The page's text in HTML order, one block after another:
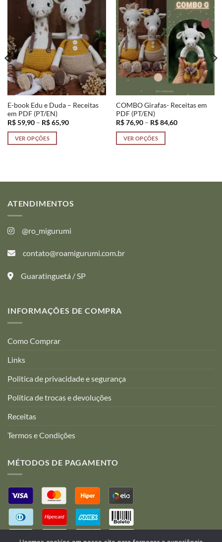
E-book Edu e Duda – Receitas
em PDF (PT/EN)
R$59,90 – R$65,90Faixa
VER OPÇÕES
várias
As
ser
na
do
COMBO Girafas- Receitas em
PDF (PT/EN)
R$76,90 – R$84,60Faixa
VER OPÇÕES
várias
na
ATENDIMENTOS
@ro_migurumi
contato@roamigurumi.com.br
Guaratinguetá / SP
INFORMAÇÕES DE COMPRA
Como Comprar
Links
Politica de privacidade e segurança
Política de trocas e devoluções
Receitas
Termos e Condições
MÉTODOS DE PAGAMENTO